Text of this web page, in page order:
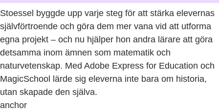
Stoessel byggde upp varje steg för att stärka elevernas
självförtroende och göra dem mer vana vid att utforma
egna projekt – och nu hjälper hon andra lärare att göra
detsamma inom ämnen som matematik och
naturvetenskap. Med Adobe Express for Education och
MagicSchool lärde sig eleverna inte bara om historia,
utan skapade den själva.
anchor